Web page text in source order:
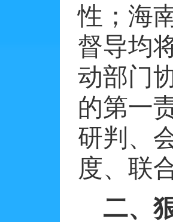
性；海
督导均
动部门
的第一
研判、
度、联
二、